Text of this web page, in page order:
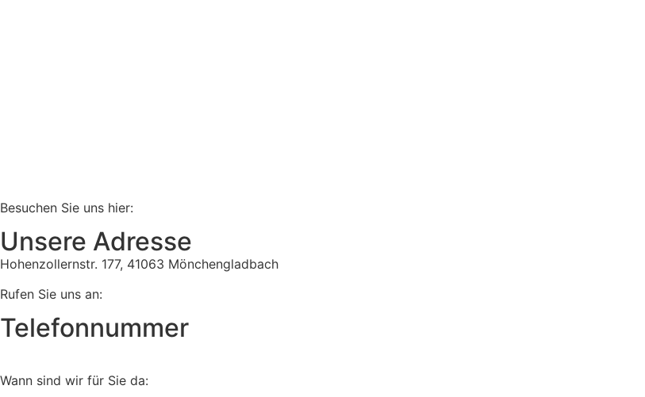
Besuchen Sie uns hier:
Unsere Adresse
Hohenzollernstr. 177, 41063 Mönchengladbach
Rufen Sie uns an:
Telefonnummer
Wann sind wir für Sie da: